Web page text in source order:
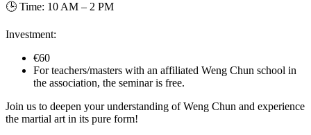
🕒 Time: 10 AM – 2 PM
Investment:
€60
For teachers/masters with an affiliated Weng Chun school in
the association, the seminar is free.
Join us to deepen your understanding of Weng Chun and experience
the martial art in its pure form!